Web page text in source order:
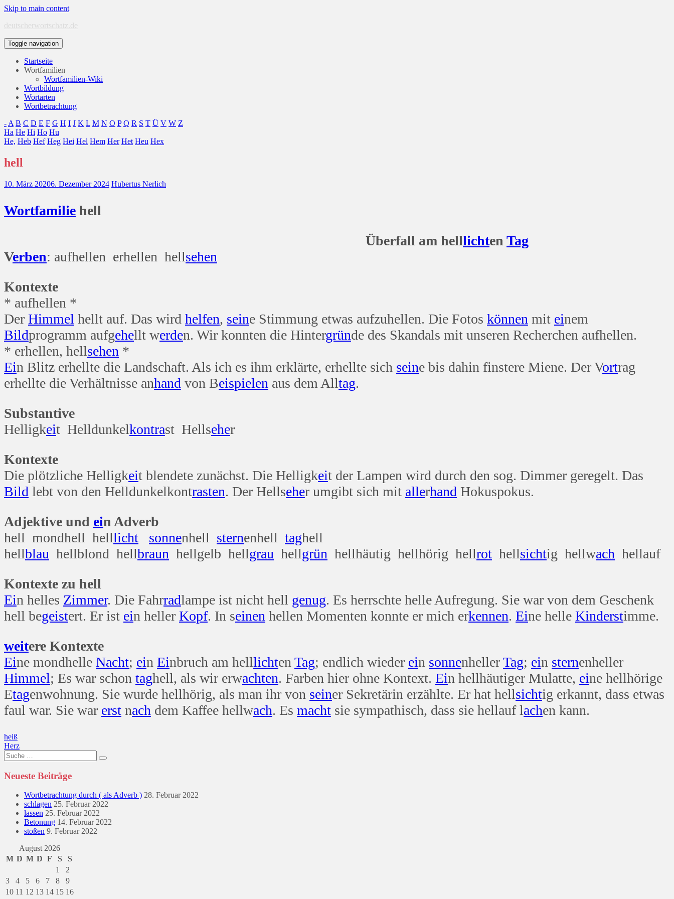
Skip to main content
deutscherwortschatz.de
Toggle navigation
Startseite
Wortfamilien
Wortfamilien-Wiki
Wortbildung
Wortarten
Wortbetrachtung
- A B C D E F G H I J K L M N O P Q R S T Ü V W Z
Ha He Hi Ho Hu
He, Heb Hef Heg Hei Hel Hem Her Het Heu Hex
hell
10. März 20206. Dezember 2024 Hubertus Nerlich
Wortfamilie hell
Überfall am helllichten Tag
Verben: aufhellen erhellen hellsehen
Kontexte
* aufhellen *
Der Himmel hellt auf. Das wird helfen, seine Stimmung etwas aufzuhellen. Die Fotos können mit einem
Bildprogramm aufgehellt werden. Wir konnten die Hintergründe des Skandals mit unseren Recherchen aufhellen.
* erhellen, hellsehen *
Ein Blitz erhellte die Landschaft. Als ich es ihm erklärte, erhellte sich seine bis dahin finstere Miene. Der Vortrag
erhellte die Verhältnisse anhand von Beispielen aus dem Alltag.
Substantive
Helligkeit Helldunkelkontrast Hellseher
Kontexte
Die plötzliche Helligkeit blendete zunächst. Die Helligkeit der Lampen wird durch den sog. Dimmer geregelt. Das
Bild lebt von den Helldunkelkontrasten. Der Hellseher umgibt sich mit allerhand Hokuspokus.
Adjektive und ein Adverb
hell mondhell helllicht sonnenhell sternenhell taghell
hellblau hellblond hellbraun hellgelb hellgrau hellgrün hellhäutig hellhörig hellrot hellsichtig hellwach hellauf
Kontexte zu hell
Ein helles Zimmer. Die Fahrradlampe ist nicht hell genug. Es herrschte helle Aufregung. Sie war von dem Geschenk
hell begeistert. Er ist ein heller Kopf. In seinen hellen Momenten konnte er mich erkennen. Eine helle Kinderstimme.
weitere Kontexte
Eine mondhelle Nacht; ein Einbruch am helllichten Tag; endlich wieder ein sonnenhellerTag; ein sternenheller
Himmel; Es war schon taghell, als wir erwachten. Farben hier ohne Kontext. Ein hellhäutiger Mulatte, eine hellhörige
Etagenwohnung. Sie wurde hellhörig, als man ihr von seiner Sekretärin erzählte. Er hat hellsichtig erkannt, dass etwas
faul war. Sie war erst nach dem Kaffee hellwach. Es macht sie sympathisch, dass sie hellauf lachen kann.
Beitragsnavigation
heiß
Herz
Suche
nach:
Neueste Beiträge
Wortbetrachtung durch ( als Adverb ) 28. Februar 2022
schlagen 25. Februar 2022
lassen 25. Februar 2022
Betonung 14. Februar 2022
stoßen 9. Februar 2022
August 2026
M D M D F S
S
1
2
3
4 5 6 7 8
9
10 11 12 13 14 15 16